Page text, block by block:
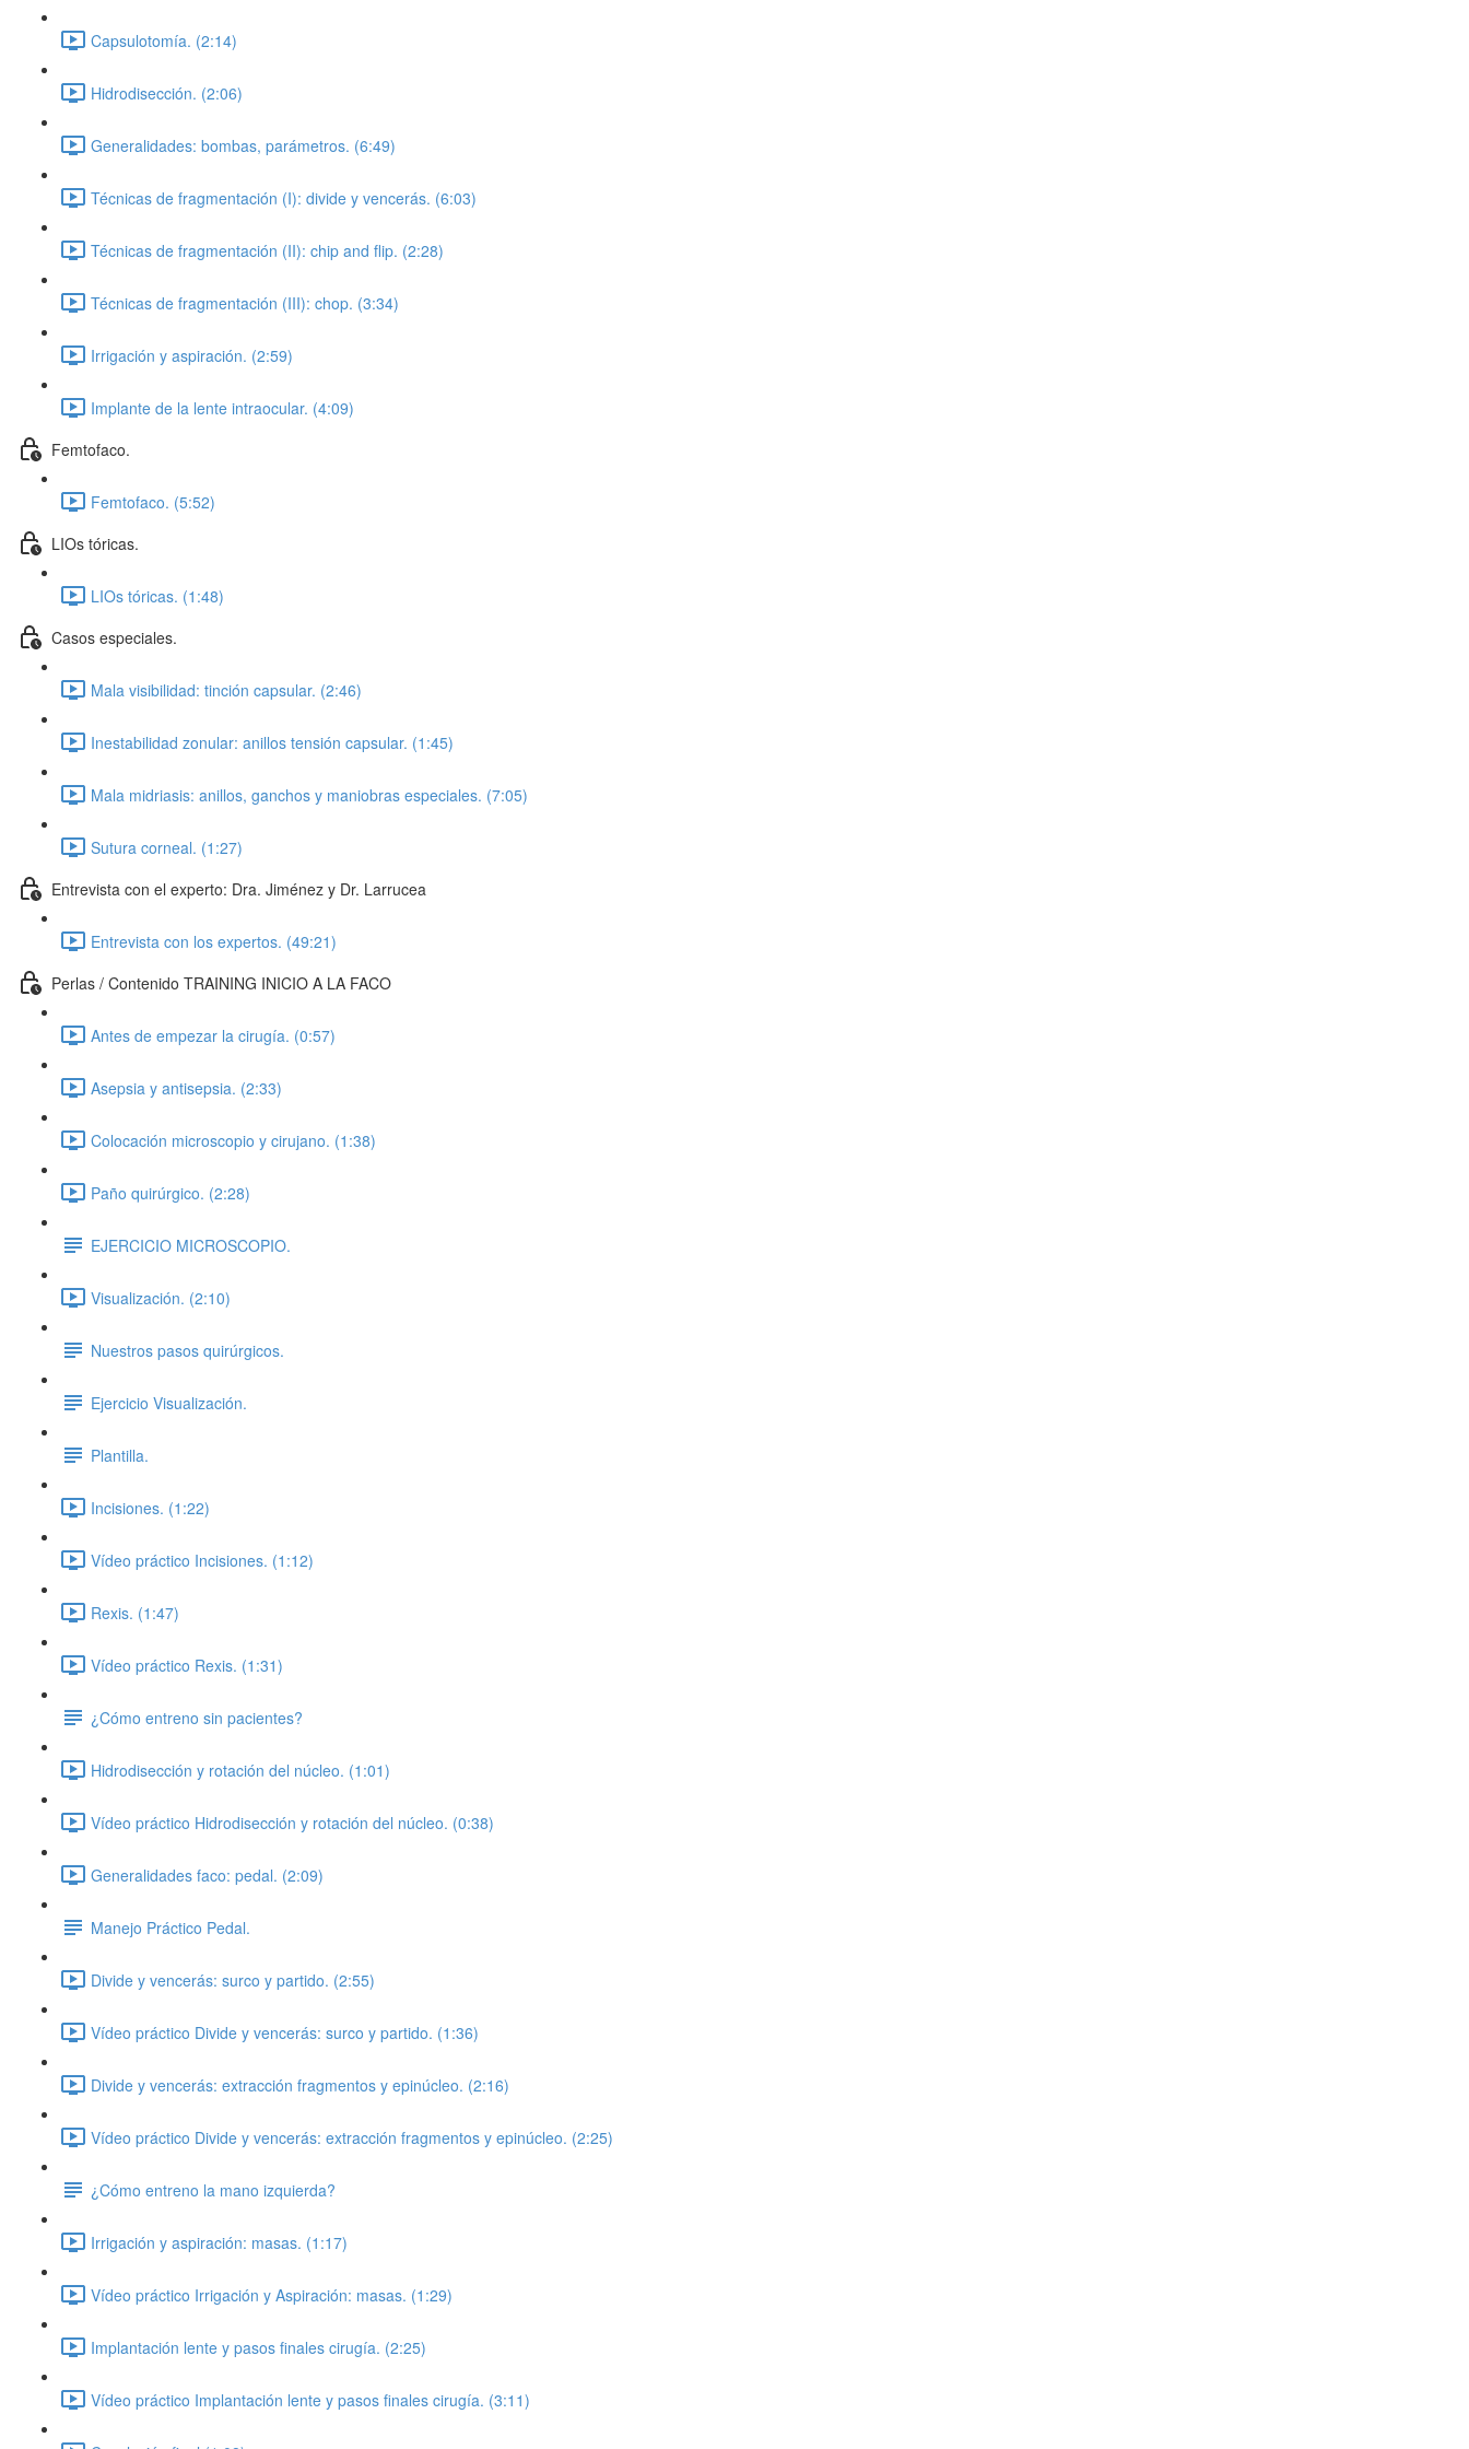
Capsulotomía. (2:14)
Hidrodisección. (2:06)
Generalidades: bombas, parámetros. (6:49)
Técnicas de fragmentación (I): divide y vencerás. (6:03)
Técnicas de fragmentación (II): chip and flip. (2:28)
Técnicas de fragmentación (III): chop. (3:34)
Irrigación y aspiración. (2:59)
Implante de la lente intraocular. (4:09)
Femtofaco.
Femtofaco. (5:52)
LIOs tóricas.
LIOs tóricas. (1:48)
Casos especiales.
Mala visibilidad: tinción capsular. (2:46)
Inestabilidad zonular: anillos tensión capsular. (1:45)
Mala midriasis: anillos, ganchos y maniobras especiales. (7:05)
Sutura corneal. (1:27)
Entrevista con el experto: Dra. Jiménez y Dr. Larrucea
Entrevista con los expertos. (49:21)
Perlas / Contenido TRAINING INICIO A LA FACO
Antes de empezar la cirugía. (0:57)
Asepsia y antisepsia. (2:33)
Colocación microscopio y cirujano. (1:38)
Paño quirúrgico. (2:28)
EJERCICIO MICROSCOPIO.
Visualización. (2:10)
Nuestros pasos quirúrgicos.
Ejercicio Visualización.
Plantilla.
Incisiones. (1:22)
Vídeo práctico Incisiones. (1:12)
Rexis. (1:47)
Vídeo práctico Rexis. (1:31)
¿Cómo entreno sin pacientes?
Hidrodisección y rotación del núcleo. (1:01)
Vídeo práctico Hidrodisección y rotación del núcleo. (0:38)
Generalidades faco: pedal. (2:09)
Manejo Práctico Pedal.
Divide y vencerás: surco y partido. (2:55)
Vídeo práctico Divide y vencerás: surco y partido. (1:36)
Divide y vencerás: extracción fragmentos y epinúcleo. (2:16)
Vídeo práctico Divide y vencerás: extracción fragmentos y epinúcleo. (2:25)
¿Cómo entreno la mano izquierda?
Irrigación y aspiración: masas. (1:17)
Vídeo práctico Irrigación y Aspiración: masas. (1:29)
Implantación lente y pasos finales cirugía. (2:25)
Vídeo práctico Implantación lente y pasos finales cirugía. (3:11)